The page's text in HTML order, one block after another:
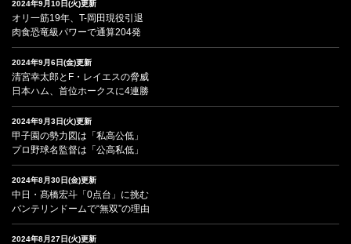
2024年9月10日(火)更新
オリ一筋19年、T-岡田現役引退
肉食恐竜級パワーで通算204発
2024年9月6日(金)更新
清宮幸太郎とF・レイエスの脅威
日本ハム、首位ホークスに4連勝
2024年9月3日(火)更新
甲子園の勢力図は「私高公低」
プロ野球名監督は「公高私低」
2024年8月30日(金)更新
中日・髙橋宏斗「0点台」に挑む
バンテリンドームで“無双”の理由
2024年8月27日(火)更新